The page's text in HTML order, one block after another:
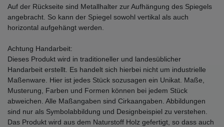
Auf der Rückseite sind Metallhalter zur Aufhängung des Spiegels
angebracht. So kann der Spiegel sowohl vertikal als auch
horizontal aufgehängt werden.
Achtung Handarbeit:
Dieses Produkt wird in traditioneller und landesüblicher
Handarbeit erstellt. Es handelt sich hierbei nicht um industrielle
Maßenware. Hier ist jedes Stück sozusagen ein Unikat. Maße,
Musterung, Farben und Formen können bei jedem Stück
abweichen. Alle Maßangaben sind Cirkaangaben. Abbildungen
sind nur als Symbolabbildung und Designbeispiel zu verstehen.
Das Produkt wird aus dem Naturstoff Holz gefertigt, so dass auch